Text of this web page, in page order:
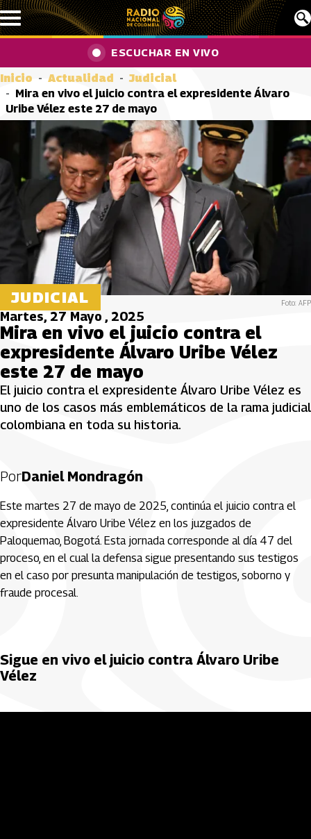
Pasar al contenido principal
ESCUCHAR EN VIVO
Inicio Actualidad
Judicial
Mira en vivo el juicio contra el expresidente Álvaro
Uribe Vélez este 27 de mayo
JUDICIAL Foto: AFP
Martes, 27 Mayo , 2025
Mira en vivo el juicio contra el
expresidente Álvaro Uribe Vélez
este 27 de mayo
El juicio contra el expresidente Álvaro Uribe Vélez es
uno de los casos más emblemáticos de la rama judicial
colombiana en toda su historia.
PorDaniel Mondragón
Este martes 27 de mayo de 2025, continúa el juicio contra el
expresidente Álvaro Uribe Vélez en los juzgados de
Paloquemao, Bogotá. Esta jornada corresponde al día 47 del
proceso, en el cual la defensa sigue presentando sus testigos
en el caso por presunta manipulación de testigos, soborno y
fraude procesal.
Sigue en vivo el juicio contra Álvaro Uribe
Vélez